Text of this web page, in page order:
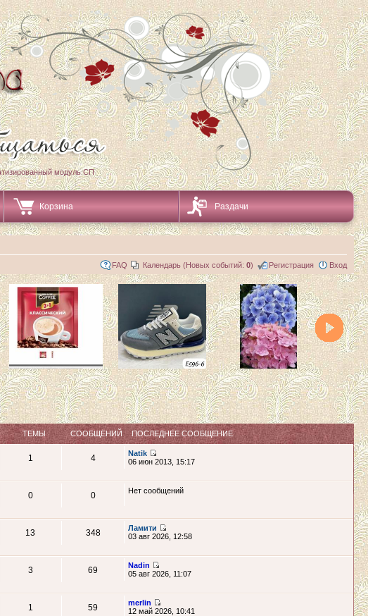
модуль СП
Корзина Раздачи
FAQ Календарь (Новых событий: 0) Регистрация Вход
ТЕМЫ СООБЩЕНИЙ ПОСЛЕДНЕЕ СООБЩЕНИЕ
1 4
Natik
06 июн 2013, 15:17
0 0 Нет сообщений
13 348
Ламити
03 авг 2026, 12:58
3 69
Nadin
05 авг 2026, 11:07
1 59
merlin
12 май 2026, 10:41